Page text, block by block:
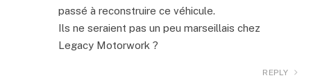
passé à reconstruire ce véhicule.
Ils ne seraient pas un peu marseillais chez
Legacy Motorwork ?
REPLY